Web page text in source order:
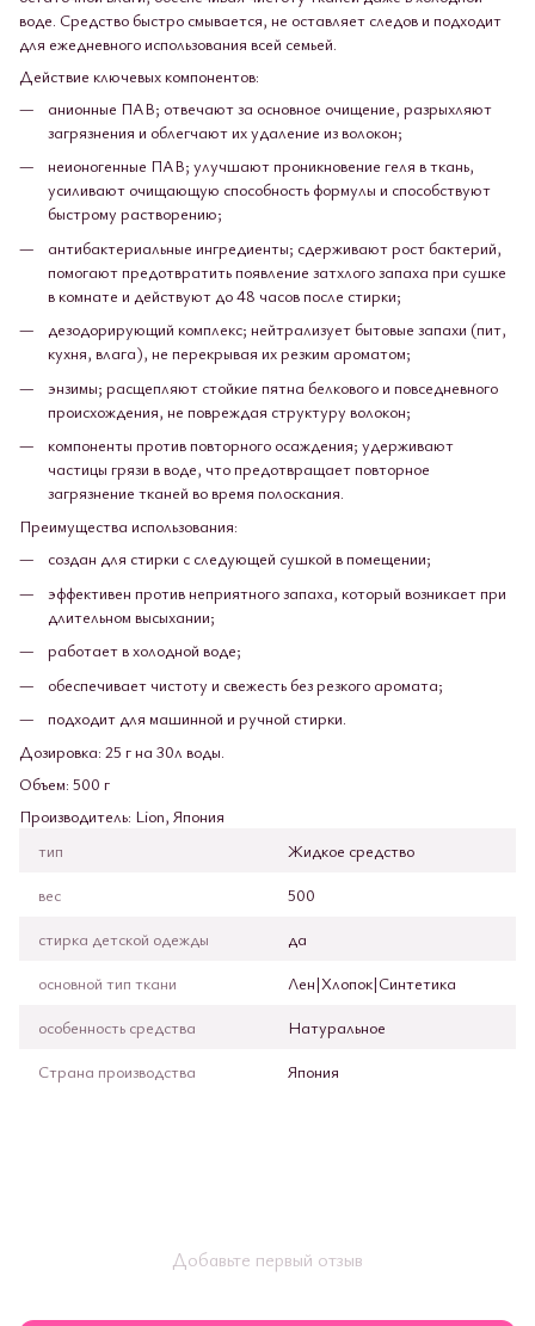
воде. Средство быстро смывается, не оставляет следов и подходит
для ежедневного использования всей семьей.
Действие ключевых компонентов:
анионные ПАВ; отвечают за основное очищение, разрыхляют
загрязнения и облегчают их удаление из волокон;
неионогенные ПАВ; улучшают проникновение геля в ткань,
усиливают очищающую способность формулы и способствуют
быстрому растворению;
антибактериальные ингредиенты; сдерживают рост бактерий,
помогают предотвратить появление затхлого запаха при сушке
в комнате и действуют до 48 часов после стирки;
дезодорирующий комплекс; нейтрализует бытовые запахи (пит,
кухня, влага), не перекрывая их резким ароматом;
энзимы; расщепляют стойкие пятна белкового и повседневного
происхождения, не повреждая структуру волокон;
компоненты против повторного осаждения; удерживают
частицы грязи в воде, что предотвращает повторное
загрязнение тканей во время полоскания.
Преимущества использования:
создан для стирки с следующей сушкой в помещении;
эффективен против неприятного запаха, который возникает при
длительном высыхании;
работает в холодной воде;
обеспечивает чистоту и свежесть без резкого аромата;
подходит для машинной и ручной стирки.
Дозировка: 25 г на 30л воды.
Объем: 500 г
Производитель: Lion, Япония
тип
Жидкое средство
вес
500
стирка детской одежды
да
основной тип ткани
Лен|Хлопок|Синтетика
особенность средства
Натуральное
Страна производства
Япония
Добавьте первый отзыв